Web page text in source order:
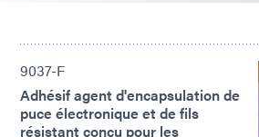
9037-F
Adhésif agent d'encapsulation de
puce électronique et de fils
résistant conçu pour les